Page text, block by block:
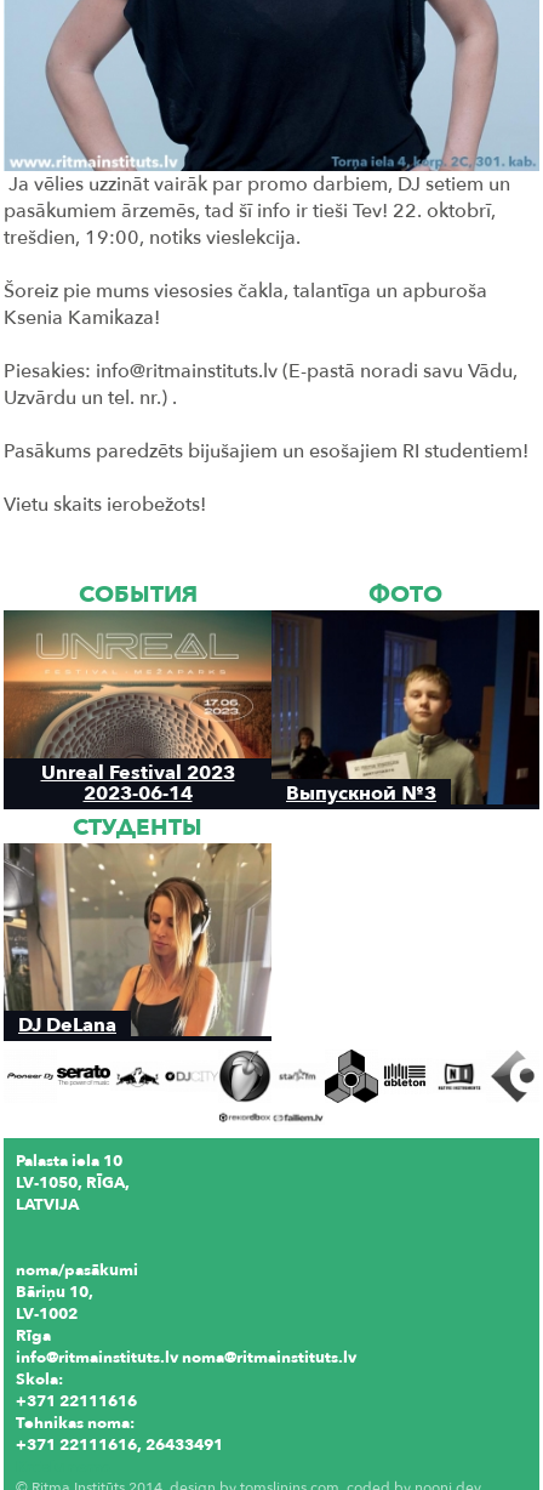
Ja vēlies uzzināt vairāk par promo darbiem, DJ setiem un
pasākumiem ārzemēs, tad šī info ir tieši Tev! 22. oktobrī,
trešdien, 19:00, notiks vieslekcija.
Šoreiz pie mums viesosies čakla, talantīga un apburoša
Ksenia Kamikaza!
Piesakies: info@ritmainstituts.lv (E-pastā noradi savu Vādu,
Uzvārdu un tel. nr.) .
Pasākums paredzēts bijušajiem un esošajiem RI studentiem!
Vietu skaits ierobežots!
СОБЫТИЯ
Unreal Festival 2023
2023-06-14
ФОТО
Выпускной №3
СТУДЕНТЫ
DJ DeLana
Palasta iela 10
LV-1050, RĪGA,
LATVIJA
noma/pasākumi
Bāriņu 10,
LV-1002
Rīga
info@ritmainstituts.lv noma@ritmainstituts.lv
Skola:
+371 22111616
Tehnikas noma:
+371 22111616, 26433491